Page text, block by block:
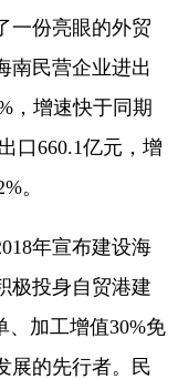
一份亮眼的外贸
南民营企业进出
，增速快于同期
口660.1亿元，增
。
年宣布建设海
极投身自贸港建
、加工增值30%免
展的先行者。民